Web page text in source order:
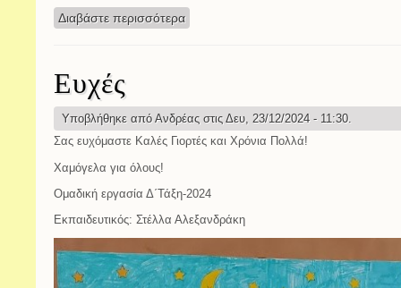
Διαβάστε περισσότερα
Ευχές
Υποβλήθηκε από Ανδρέας στις Δευ, 23/12/2024 - 11:30.
Σας ευχόμαστε Καλές Γιορτές και Χρόνια Πολλά!
Χαμόγελα για όλους!
Ομαδική εργασία Δ΄Τάξη-2024
Εκπαιδευτικός: Στέλλα Αλεξανδράκη